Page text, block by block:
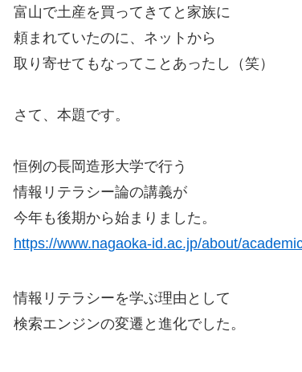
富山で土産を買ってきてと家族に
頼まれていたのに、ネットから
取り寄せてもなってことあったし（笑）
さて、本題です。
恒例の長岡造形大学で行う
情報リテラシー論の講義が
今年も後期から始まりました。
https://www.nagaoka-id.ac.jp/about/
情報リテラシーを学ぶ理由として
検索エンジンの変遷と進化でした。